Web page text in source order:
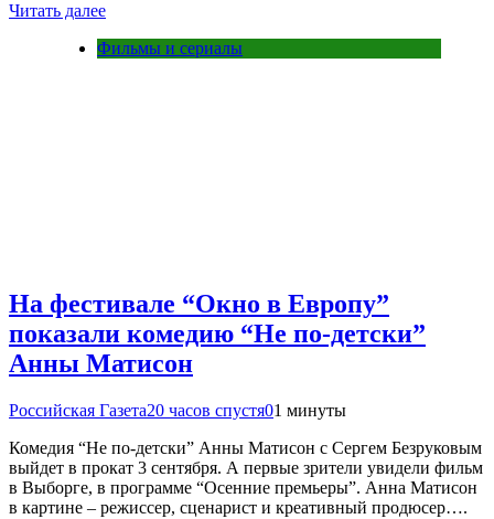
Читать далее
Фильмы и сериалы
На фестивале “Окно в Европу”
показали комедию “Не по-детски”
Анны Матисон
Российская Газета20 часов спустя01 минуты
Комедия “Не по-детски” Анны Матисон с Сергем Безруковым
выйдет в прокат 3 сентября. А первые зрители увидели фильм
в Выборге, в программе “Осенние премьеры”. Анна Матисон
в картине – режиссер, сценарист и креативный продюсер….